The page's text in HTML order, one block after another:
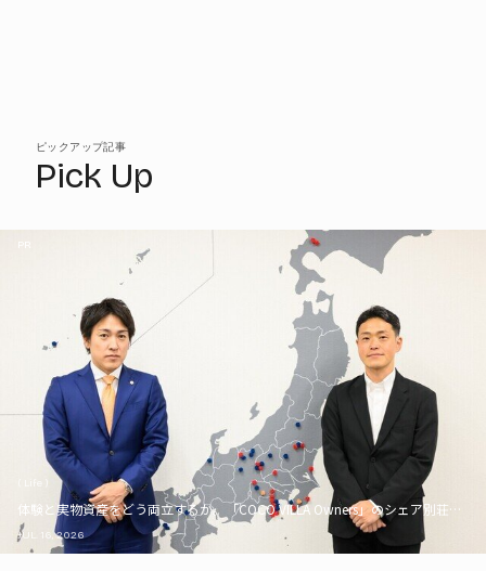
ピックアップ記事
Pick Up
PR
体験と実物資産をどう両立するか。「COCO VILLA Owners」のシェア別荘とい
JUL. 16, 2026